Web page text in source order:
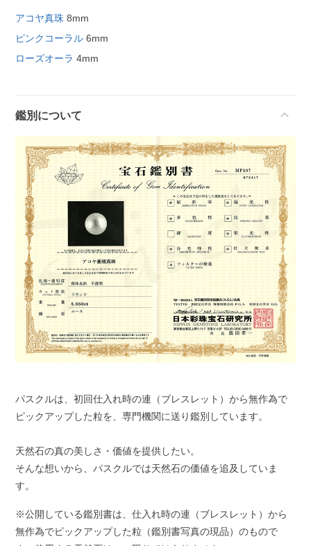
アコヤ真珠 8mm
ピンクコーラル 6mm
ローズオーラ 4mm
鑑別について
パスクルは、初回仕入れ時の連（ブレスレット）から無作為で
ピックアップした粒を、専門機関に送り鑑別しています。
天然石の真の美しさ・価値を提供したい。
そんな想いから、パスクルでは天然石の価値を追及していま
す。
※公開している鑑別書は、仕入れ時の連（ブレスレット）から
無作為でピックアップした粒（鑑別書写真の現品）のもので